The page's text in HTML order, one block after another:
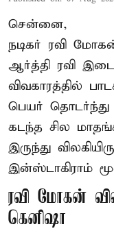
சென்னை,
நடிகர் ரவி
ஆர்த்தி ரவி
விவகாரத்தில்
பெயர் தொடர்ந்து
கடந்த சில
இருந்து
இன்ஸ்டாகிராம்
ரவி மோகன்
கெனிஷா